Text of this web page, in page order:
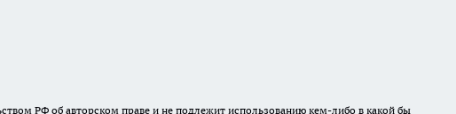
РФ об авторском праве и не подлежит использованию кем-либо в какой бы